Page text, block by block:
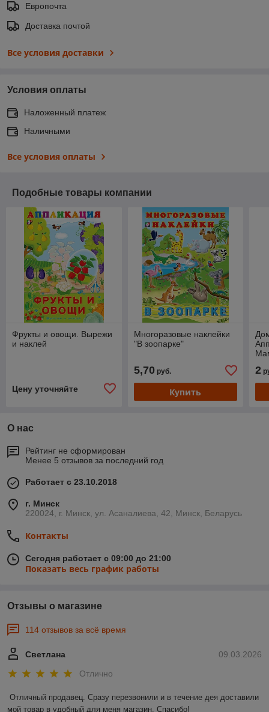
Европочта
Доставка почтой
Все условия доставки
Условия оплаты
Наложенный платеж
Наличными
Все условия оплаты
Подобные товары компании
Фрукты и овощи. Вырежи
и наклей
Цену уточняйте
Многоразовые наклейки
"В зоопарке"
5,70руб.
Купить
2
О нас
Рейтинг не сформирован
Менее 5 отзывов за последний год
Работает с 23.10.2018
г. Минск
220024, г. Минск, ул. Асаналиева, 42, Минск, Беларусь
Контакты
Сегодня работает с 09:00 до 21:00
Показать весь график работы
Отзывы о магазине
114 отзывов за всё время
09.03.2026
Светлана
Отлично
Отличный продавец. Сразу перезвонили и в течение дея доставили
мой товар в удобный для меня магазин. Спасибо!